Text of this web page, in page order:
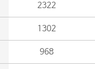
2322
1302
968